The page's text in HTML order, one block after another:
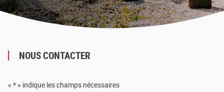
NOUS CONTACTER
« * » indique les champs nécessaires